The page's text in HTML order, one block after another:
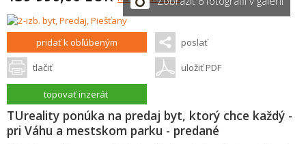
pridať k obľúbeným poslať
tlačiť uložiť PDF
topovať inzerát
TUreality ponúka na predaj byt, ktorý chce každý -
pri Váhu a mestskom parku - predané